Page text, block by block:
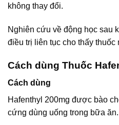
không thay đổi.
Nghiên cứu về động học sau
điều trị liên tục cho thấy thuốc
Cách dùng Thuốc
Cách dùng
Hafenthyl 200mg được bào
cứng dùng uống trong bữa ăn.